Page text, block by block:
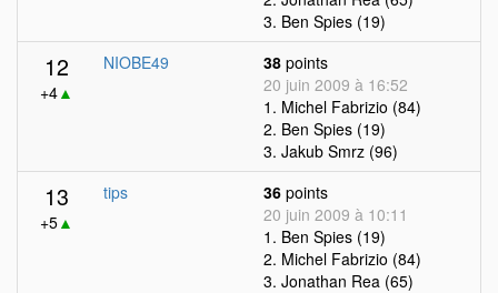
3. Ben Spies (19)
12
+4▲
NIOBE49 38 points
20 juin 2009 à 16:52
1. Michel Fabrizio (84)
2. Ben Spies (19)
3. Jakub Smrz (96)
13
+5▲
tips 36 points
20 juin 2009 à 10:11
1. Ben Spies (19)
2. Michel Fabrizio (84)
3. Jonathan Rea (65)